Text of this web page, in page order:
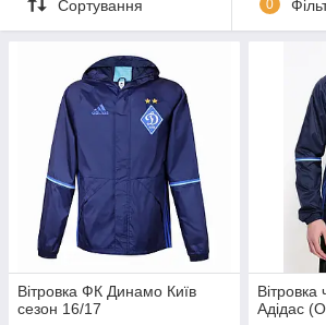
Сортування 0
Вітровка ФК Динамо Київ
сезон 16/17
Вітровка
Адідас